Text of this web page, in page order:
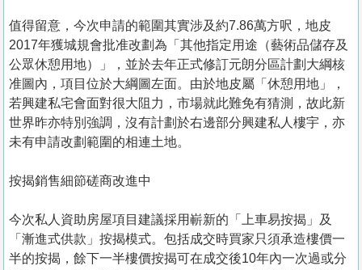
值得留意，今次申請的範圍其實涉及約7.86萬方呎，地皮
2017年獲城規會批准改劃為「其他指定用途（藝術品儲存及
公眾休憩用地）」，並於去年正式修訂元朗分區計劃大綱核
准圖內，項目位於大綱圖左面。由於地皮屬「休憩用地」，
若興建私宅會面對很大阻力，市場就此難免有猜測，故此新
世界昨亦特別強調，沒有計劃於右邊部分興建私人樓宇，亦
未有申請改劃範圍的相連土地。
按揭銷售細節磋商改進中
今次私人資助房屋項目建議採用嶄新的「上車易按揭」及
「漸進式供款」按揭模式。包括成交時買家只須承造樓價一
半的按揭，餘下一半樓價按揭可在成交後10年內一次過或分